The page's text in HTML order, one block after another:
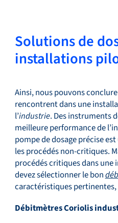
Solutions de
installations
Ainsi, nous pouvons
rencontrent dans une
l’industrie. Des instruments
meilleure performance de
pompe de dosage précise
les procédés non-critiques.
procédés critiques dans
devez sélectionner le bon
caractéristiques
Débitmètres Coriolis